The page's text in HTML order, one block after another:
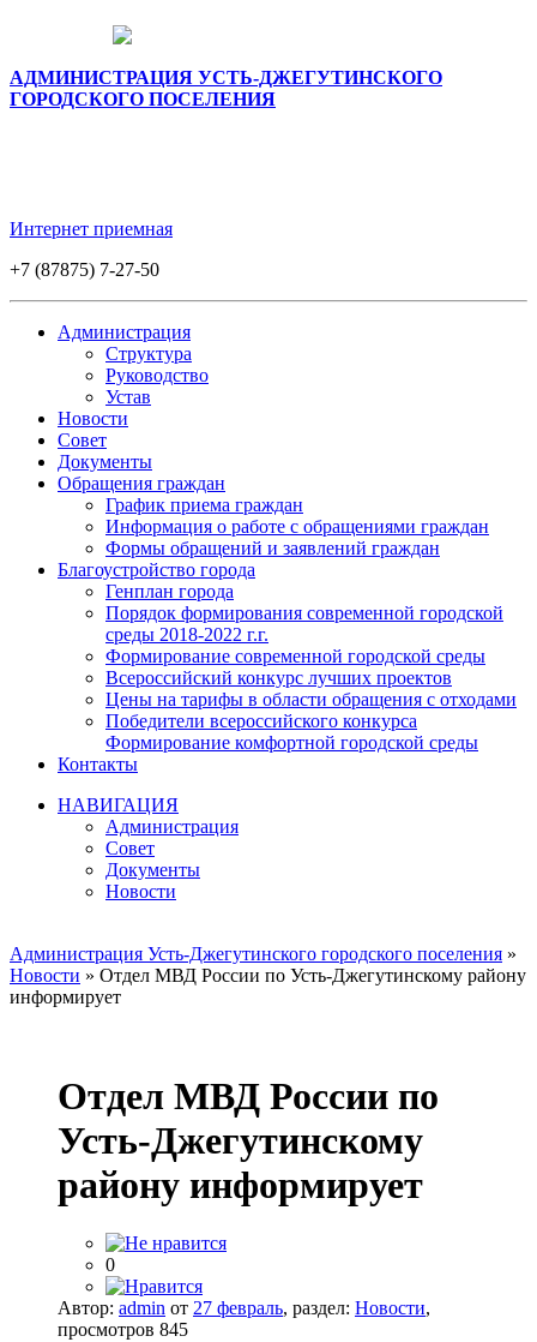
АДМИНИСТРАЦИЯ УСТЬ-ДЖЕГУТИНСКОГО
ГОРОДСКОГО ПОСЕЛЕНИЯ
Интернет приемная
+7 (87875) 7-27-50
Администрация
Структура
Руководство
Устав
Новости
Совет
Документы
Обращения граждан
График приема граждан
Информация о работе с обращениями граждан
Формы обращений и заявлений граждан
Благоустройство города
Генплан города
Порядок формирования современной городской
среды 2018-2022 г.г.
Формирование современной городской среды
Всероссийский конкурс лучших проектов
Цены на тарифы в области обращения с отходами
Победители всероссийского конкурса
Формирование комфортной городской среды
Контакты
НАВИГАЦИЯ
Администрация
Совет
Документы
Новости
Администрация Усть-Джегутинского городского поселения »
Новости » Отдел МВД России по Усть-Джегутинскому району
информирует
Отдел МВД России по
Усть-Джегутинскому
району информирует
0
Автор: admin от 27 февраль, раздел: Новости,
просмотров 845